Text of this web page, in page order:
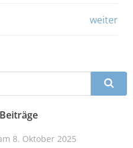
weiter
8. Oktober 2025